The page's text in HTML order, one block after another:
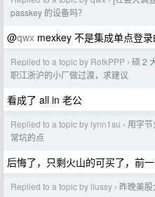
passkey 的设备吗？
@qwx mexkey 不是集成单点登
Replied to a topic by RotkPPP › 硕 2
职江浙沪的小厂做过渡，求建议
看成了 all in 老公
Replied to a topic by lynn1su › 用字
常坑的点
后悔了，只剩火山的可买了，前
Replied to a topic by llussy › 昨晚美股